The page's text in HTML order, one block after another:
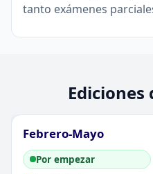
tanto exámenes
Ediciones
Febrero-Mayo
Por empezar